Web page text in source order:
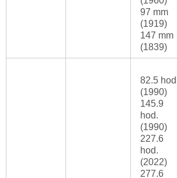
97 mm
(1919)
147 mm
(1839)
82.5
(1990)
145.9
hod.
(1990)
227.6
hod.
(2022)
277.6